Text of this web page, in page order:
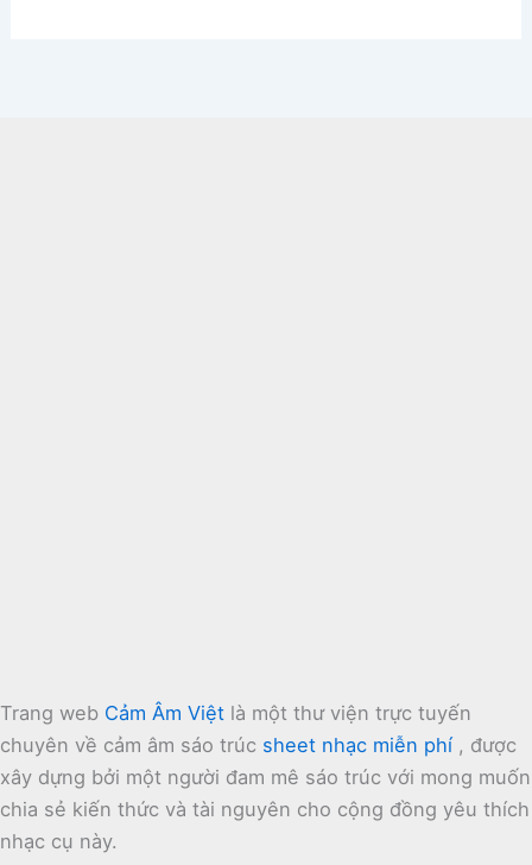
Trang web Cảm Âm Việt là một thư viện trực tuyến
chuyên về cảm âm sáo trúc sheet nhạc miễn phí , được
xây dựng bởi một người đam mê sáo trúc với mong muốn
chia sẻ kiến thức và tài nguyên cho cộng đồng yêu thích
nhạc cụ này.